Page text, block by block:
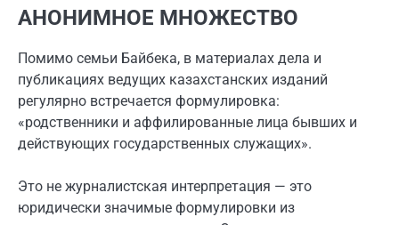
АНОНИМНОЕ МНОЖЕСТВО
Помимо семьи Байбека, в материалах дела и
публикациях ведущих казахстанских изданий
регулярно встречается формулировка:
«родственники и аффилированные лица бывших и
действующих государственных служащих».
Это не журналистская интерпретация — это
юридически значимые формулировки из